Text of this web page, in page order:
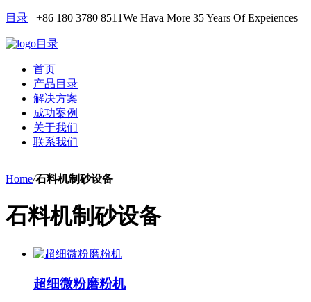
目录 +86 180 3780 8511We Hava More 35 Years Of Expeiences
目录
首页
产品目录
解决方案
成功案例
关于我们
联系我们
Home/石料机制砂设备
石料机制砂设备
超细微粉磨粉机